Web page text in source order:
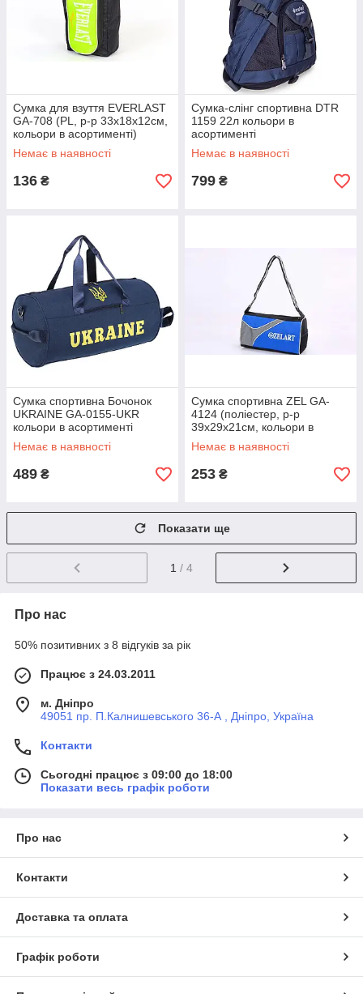
Сумка для взуття EVERLAST
GA-708 (PL, р-р 33х18х12см,
кольори в асортименті)
Немає в наявності
136 ₴
Сумка-слінг спортивна DTR
1159 22л кольори в
асортименті
Немає в наявності
799 ₴
Сумка спортивна Бочонок
UKRAINE GA-0155-UKR
кольори в асортименті
Немає в наявності
489 ₴
Сумка спортивна ZEL GA-
4124 (поліестер, р-р
39x29x21см, кольори в
асортименті)
Немає в наявності
253 ₴
Показати ще
1 / 4
Про нас
50% позитивних з 8 відгуків за рік
Працює з 24.03.2011
м. Дніпро
49051 пр. П.Калнишевського 36-А , Дніпро, Україна
Контакти
Сьогодні працює з 09:00 до 18:00
Показати весь графік роботи
Про нас
Контакти
Доставка та оплата
Графік роботи